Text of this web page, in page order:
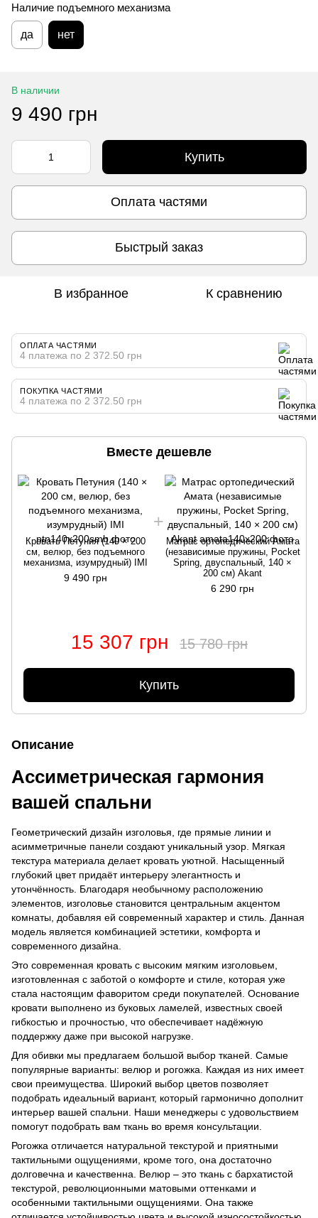
Наличие подъемного механизма
да нет
В наличии
9 490 грн
Купить
Оплата частями
Быстрый заказ
В избранное К сравнению
ОПЛАТА ЧАСТЯМИ
4 платежа по 2 372.50 грн
ПОКУПКА ЧАСТЯМИ
4 платежа по 2 372.50 грн
Вместе дешевле
Кровать Петуния (140 × 200
см, велюр, без подъемного
механизма, изумрудный) IMI
9 490 грн
Матрас ортопедический Амата
(независимые пружины, Pocket
Spring, двуспальный, 140 ×
200 см) Akant
6 290 грн
15 307 грн 15 780 грн
Купить
Описание
Ассиметрическая гармония
вашей спальни
Геометрический дизайн изголовья, где прямые линии и
асимметричные панели создают уникальный узор. Мягкая
текстура материала делает кровать уютной. Насыщенный
глубокий цвет придаёт интерьеру элегантность и
утончённость. Благодаря необычному расположению
элементов, изголовье становится центральным акцентом
комнаты, добавляя ей современный характер и стиль. Данная
модель является комбинацией эстетики, комфорта и
современного дизайна.
Это современная кровать с высоким мягким изголовьем,
изготовленная с заботой о комфорте и стиле, которая уже
стала настоящим фаворитом среди покупателей. Основание
кровати выполнено из буковых ламелей, известных своей
гибкостью и прочностью, что обеспечивает надёжную
поддержку даже при высокой нагрузке.
Для обивки мы предлагаем большой выбор тканей. Самые
популярные варианты: велюр и рогожка. Каждая из них имеет
свои преимущества. Широкий выбор цветов позволяет
подобрать идеальный вариант, который гармонично дополнит
интерьер вашей спальни. Наши менеджеры с удовольствием
помогут подобрать вам ткань во время консультации.
Рогожка отличается натуральной текстурой и приятными
тактильными ощущениями, кроме того, она достаточно
долговечна и качественна. Велюр – это ткань с бархатистой
текстурой, революционными матовыми оттенками и
особенными тактильными ощущениями. Она также